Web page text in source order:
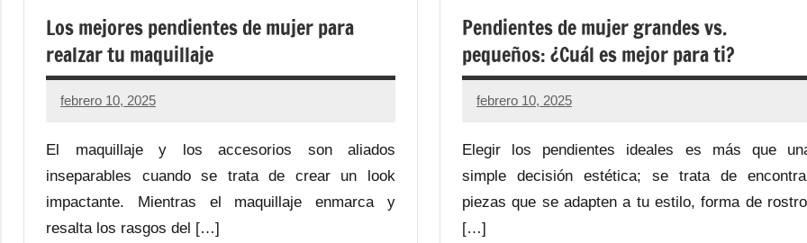
Los mejores pendientes de mujer para
realzar tu maquillaje
febrero 10, 2025
El maquillaje y los accesorios son aliados
inseparables cuando se trata de crear un look
impactante. Mientras el maquillaje enmarca y
resalta los rasgos del […]
Pendientes de mujer grandes vs.
pequeños: ¿Cuál es mejor para ti?
febrero 10, 2025
Elegir los pendientes ideales es más que
simple decisión estética; se trata de
piezas que se adapten a tu estilo, forma de
[…]